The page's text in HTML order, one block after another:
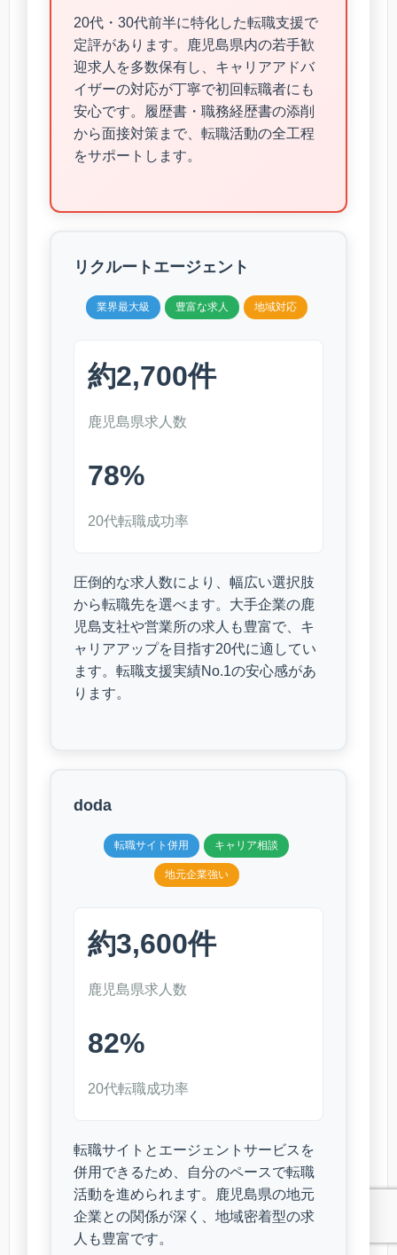
20代・30代前半に特化した転職支援で
定評があります。鹿児島県内の若手歓
迎求人を多数保有し、キャリアアドバ
イザーの対応が丁寧で初回転職者にも
安心です。履歴書・職務経歴書の添削
から面接対策まで、転職活動の全工程
をサポートします。
リクルートエージェント
業界最大級 豊富な求人 地域対応
約2,700件
鹿児島県求人数
78%
20代転職成功率
圧倒的な求人数により、幅広い選択肢
から転職先を選べます。大手企業の鹿
児島支社や営業所の求人も豊富で、キ
ャリアアップを目指す20代に適してい
ます。転職支援実績No.1の安心感があ
ります。
doda
転職サイト併用 キャリア相談
地元企業強い
約3,600件
鹿児島県求人数
82%
20代転職成功率
転職サイトとエージェントサービスを
併用できるため、自分のペースで転職
活動を進められます。鹿児島県の地元
企業との関係が深く、地域密着型の求
人も豊富です。